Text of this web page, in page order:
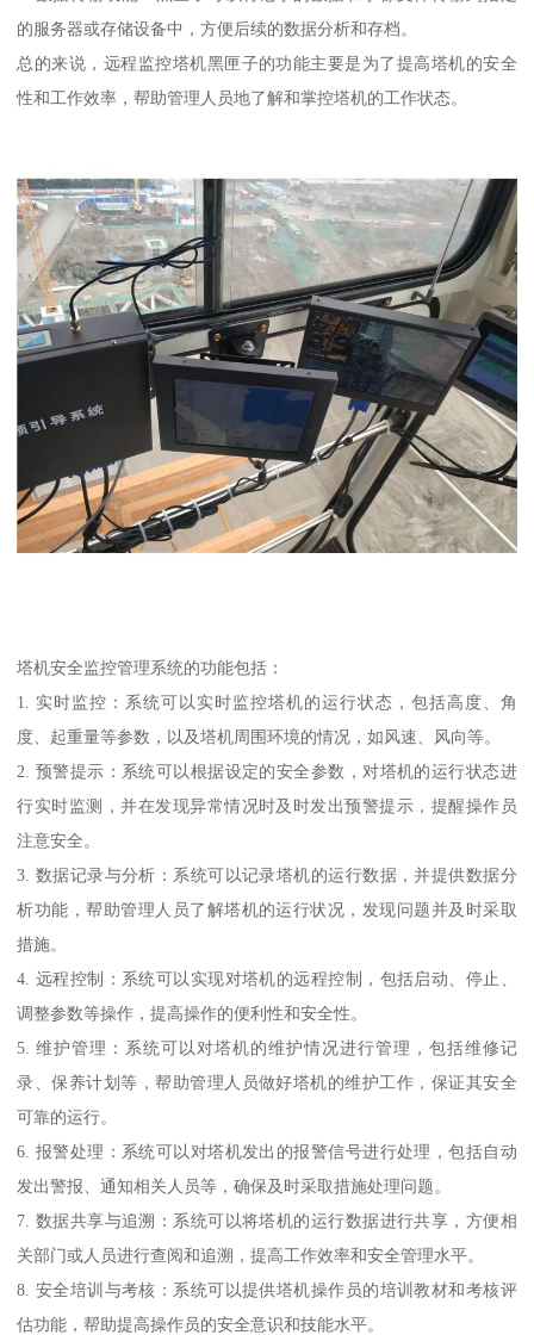
的服务器或存储设备中，方便后续的数据分析和存档。
总的来说，远程监控塔机黑匣子的功能主要是为了提高塔机的安全
性和工作效率，帮助管理人员地了解和掌控塔机的工作状态。
塔机安全监控管理系统的功能包括：
1. 实时监控：系统可以实时监控塔机的运行状态，包括高度、角
度、起重量等参数，以及塔机周围环境的情况，如风速、风向等。
2. 预警提示：系统可以根据设定的安全参数，对塔机的运行状态进
行实时监测，并在发现异常情况时及时发出预警提示，提醒操作员
注意安全。
3. 数据记录与分析：系统可以记录塔机的运行数据，并提供数据分
析功能，帮助管理人员了解塔机的运行状况，发现问题并及时采取
措施。
4. 远程控制：系统可以实现对塔机的远程控制，包括启动、停止、
调整参数等操作，提高操作的便利性和安全性。
5. 维护管理：系统可以对塔机的维护情况进行管理，包括维修记
录、保养计划等，帮助管理人员做好塔机的维护工作，保证其安全
可靠的运行。
6. 报警处理：系统可以对塔机发出的报警信号进行处理，包括自动
发出警报、通知相关人员等，确保及时采取措施处理问题。
7. 数据共享与追溯：系统可以将塔机的运行数据进行共享，方便相
关部门或人员进行查阅和追溯，提高工作效率和安全管理水平。
8. 安全培训与考核：系统可以提供塔机操作员的培训教材和考核评
估功能，帮助提高操作员的安全意识和技能水平。